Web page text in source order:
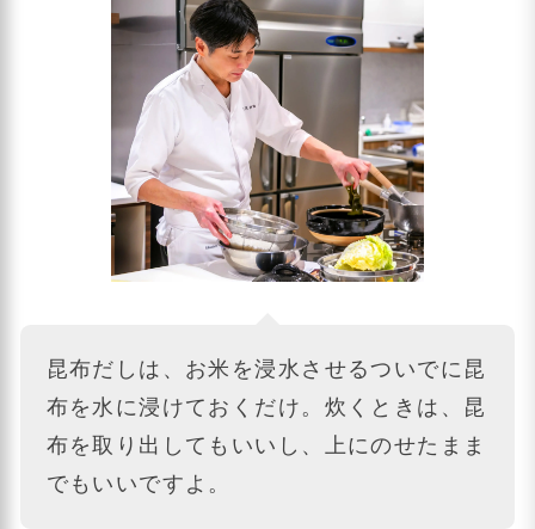
昆布だしは、お米を浸水させるついでに昆
布を水に浸けておくだけ。炊くときは、昆
布を取り出してもいいし、上にのせたまま
でもいいですよ。